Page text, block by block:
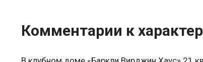
Комментарии к